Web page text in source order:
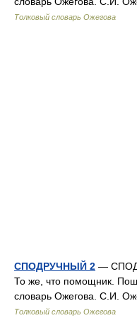
Толковый словарь Ожегова
СПОДРУЧНЫЙ 2 —
То же, что помощник.
словарь Ожегова. С.И.
Толковый словарь Ожегова